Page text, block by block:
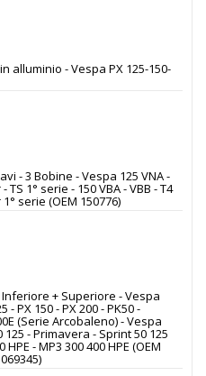
alluminio - Vespa PX 125-150-
- 3 Bobine - Vespa 125 VNA -
TS 1° serie - 150 VBA - VBB - T4
serie (OEM 150776)
+ Superiore - Vespa
- PX 150 - PX 200 - PK50 -
(Serie Arcobaleno) - Vespa
125 - Primavera - Sprint 50 125
- MP3 300 400 HPE (OEM